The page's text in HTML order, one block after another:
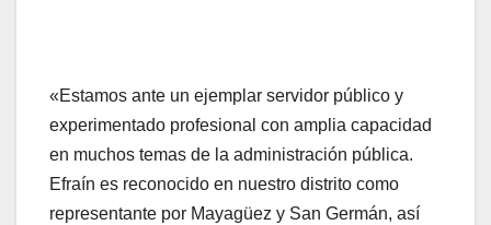
«Estamos ante un ejemplar servidor público y
experimentado profesional con amplia capacidad
en muchos temas de la administración pública.
Efraín es reconocido en nuestro distrito como
representante por Mayagüez y San Germán, así